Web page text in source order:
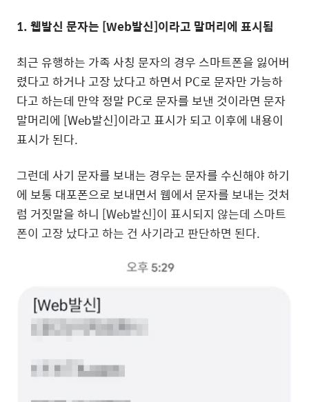
1. 웹발신 문자는 [Web발신]이라고 말머리에 표시됨
최근 유행하는 가족 사칭 문자의 경우 스마트폰을 잃어버
렸다고 하거나 고장 났다고 하면서 PC로 문자만 가능하
다고 하는데 만약 정말 PC로 문자를 보낸 것이라면 문자
말머리에 [Web발신]이라고 표시가 되고 이후에 내용이
표시가 된다.
그런데 사기 문자를 보내는 경우는 문자를 수신해야 하기
에 보통 대포폰으로 보내면서 웹에서 문자를 보내는 것처
럼 거짓말을 하니 [Web발신]이 표시되지 않는데 스마트
폰이 고장 났다고 하는 건 사기라고 판단하면 된다.